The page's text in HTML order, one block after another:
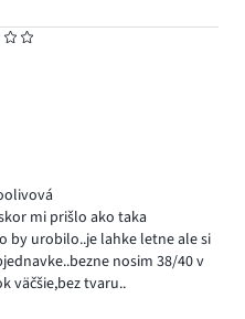
mi prišlo ako taka
by urobilo..je lahke letne ale si
nosim 38/40 v
väčšie,bez tvaru..